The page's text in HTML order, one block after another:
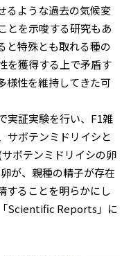
るような過去の気候変
とを示唆する研究もあ
と特殊とも取れる種の
を獲得する上で矛盾す
様性を維持してきた可
実証実験を行い、F1雑
サボテンミドリイシと
ボテンミドリイシの卵
が、親種の精子が存在
することを明らかにし
Scientific Reports」に